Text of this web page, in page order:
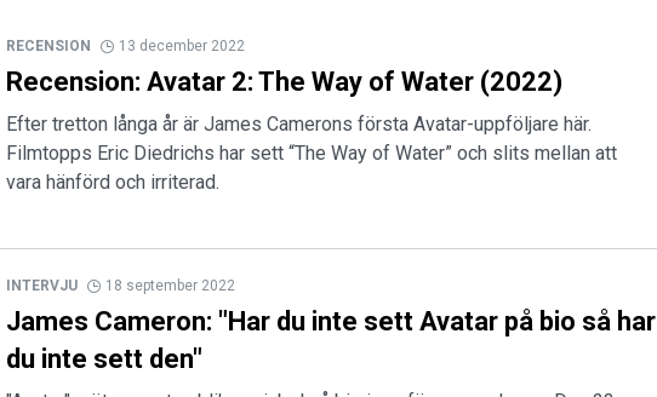
RECENSION 13 december 2022
Recension: Avatar 2: The Way of Water (2022)
Efter tretton långa år är James Camerons första Avatar-uppföljare här.
Filmtopps Eric Diedrichs har sett “The Way of Water” och slits mellan att
vara hänförd och irriterad.
INTERVJU 18 september 2022
James Cameron: "Har du inte sett Avatar på bio så har
du inte sett den"